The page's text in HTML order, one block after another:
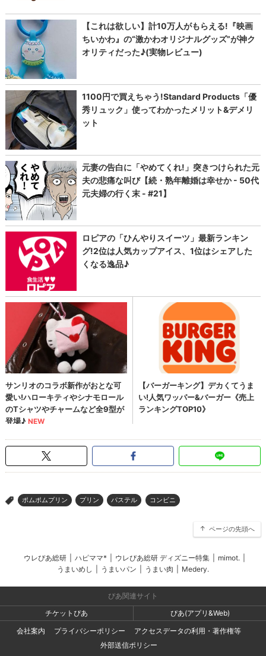
> ポムポムプリン プリン パステル コンビニ
ページの先頭へ
ウレぴあ総研 ハピママ* ウレぴあ総研 ディズニー特集 mimot.
うまいめし
うまいパン うまい肉 Medery.
ぴあ関連サイト
チケットぴあ
ぴあ(アプリ&Web)
会社案内
プライバシーポリシー
アクセスデータの利用・著作権等
外部送信ポリシー